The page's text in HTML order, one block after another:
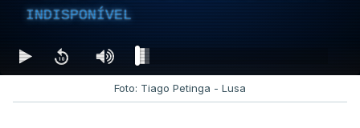
INDISPONÍVEL
Foto: Tiago Petinga - Lusa